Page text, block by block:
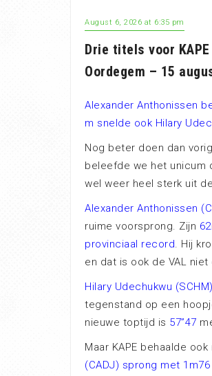
August 6, 2026 at 6:35 pm
Drie titels voor
Oordegem – 15
Alexander Anthonissen
m snelde ook Hilary
Nog beter doen dan
beleefde we het unicum
wel weer heel sterk uit
Alexander Anthonissen
ruime voorsprong. Zijn
provinciaal record. Hij
en dat is ook de VAL
Hilary Udechukwu (SCHM)
tegenstand op een
nieuwe toptijd is 57”47
Maar KAPE behaalde
(CADJ) sprong met